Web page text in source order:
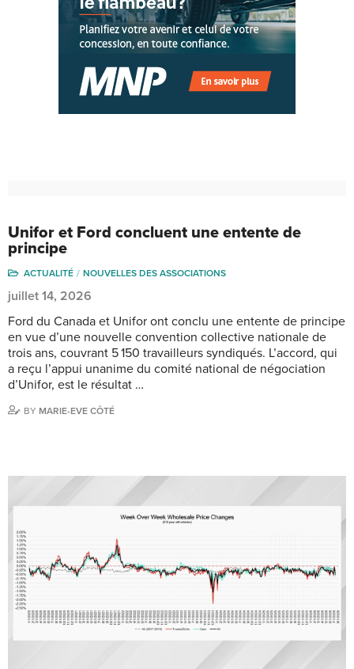
Unifor et Ford concluent une entente de
principe
ACTUALITÉ NOUVELLES DES ASSOCIATIONS
juillet 14, 2026
Ford du Canada et Unifor ont conclu une entente de principe
en vue d’une nouvelle convention collective nationale de
trois ans, couvrant 5 150 travailleurs syndiqués. L’accord, qui
a reçu l’appui unanime du comité national de négociation
d’Unifor, est le résultat …
BY MARIE-EVE CÔTÉ